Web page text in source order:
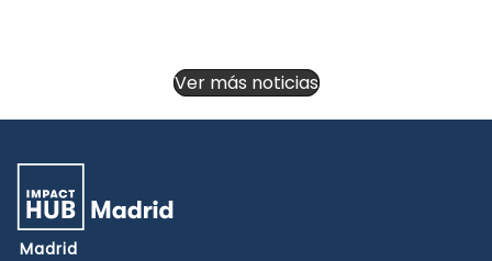
Ver más noticias
Madrid